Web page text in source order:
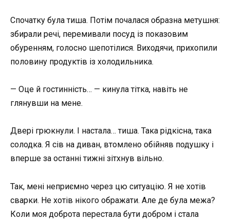
Спочатку була тиша. Потім почалася образна метушня:
збирали речі, перемивали посуд із показовим
обуренням, голосно шепотілися. Виходячи, прихопили
половину продуктів із холодильника.
— Оце й гостинність… — кинула тітка, навіть не
глянувши на мене.
Двері грюкнули. І настала… тиша. Така рідкісна, така
солодка. Я сів на диван, втомлено обійняв подушку і
вперше за останні тижні зітхнув вільно.
Так, мені неприємно через цю ситуацію. Я не хотів
сварки. Не хотів нікого ображати. Але де була межа?
Коли моя доброта перестала бути добром і стала